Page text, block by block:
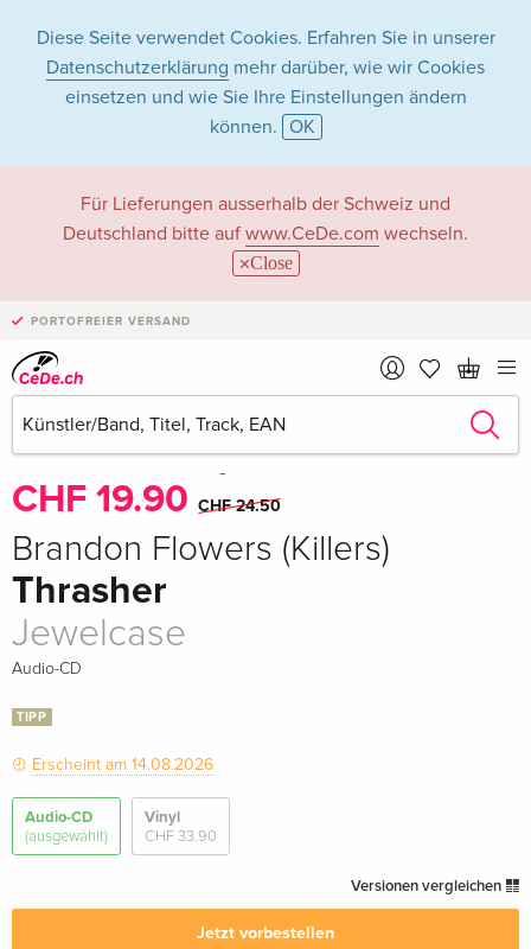
Diese Seite verwendet Cookies. Erfahren Sie in unserer
Datenschutzerklärung mehr darüber, wie wir Cookies
einsetzen und wie Sie Ihre Einstellungen ändern
können. OK
Für Lieferungen ausserhalb der Schweiz und
Deutschland bitte auf www.CeDe.com wechseln.
Close
PORTOFREIER VERSAND
CHF 19.90 CHF 24.50
Brandon Flowers (Killers)
Thrasher
Jewelcase
Audio-CD
TIPP
Erscheint am 14.08.2026
Audio-CD
(ausgewählt)
Vinyl
CHF 33.90
Versionen vergleichen
Jetzt vorbestellen